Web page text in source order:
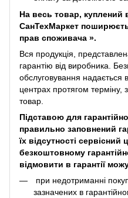
На весь товар, куплений
СанТехМаркет
прав споживача ».
Вся продукція,
гарантію від виробника.
обслуговування надається
центрах протягом терміну,
товар.
Підставою для
правильно заповнений
їх відсутності
безкоштовному
відмовити в гарантії
при недотриманні
зазначених в